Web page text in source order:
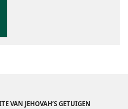
VAN JEHOVAH’S GETUIGEN